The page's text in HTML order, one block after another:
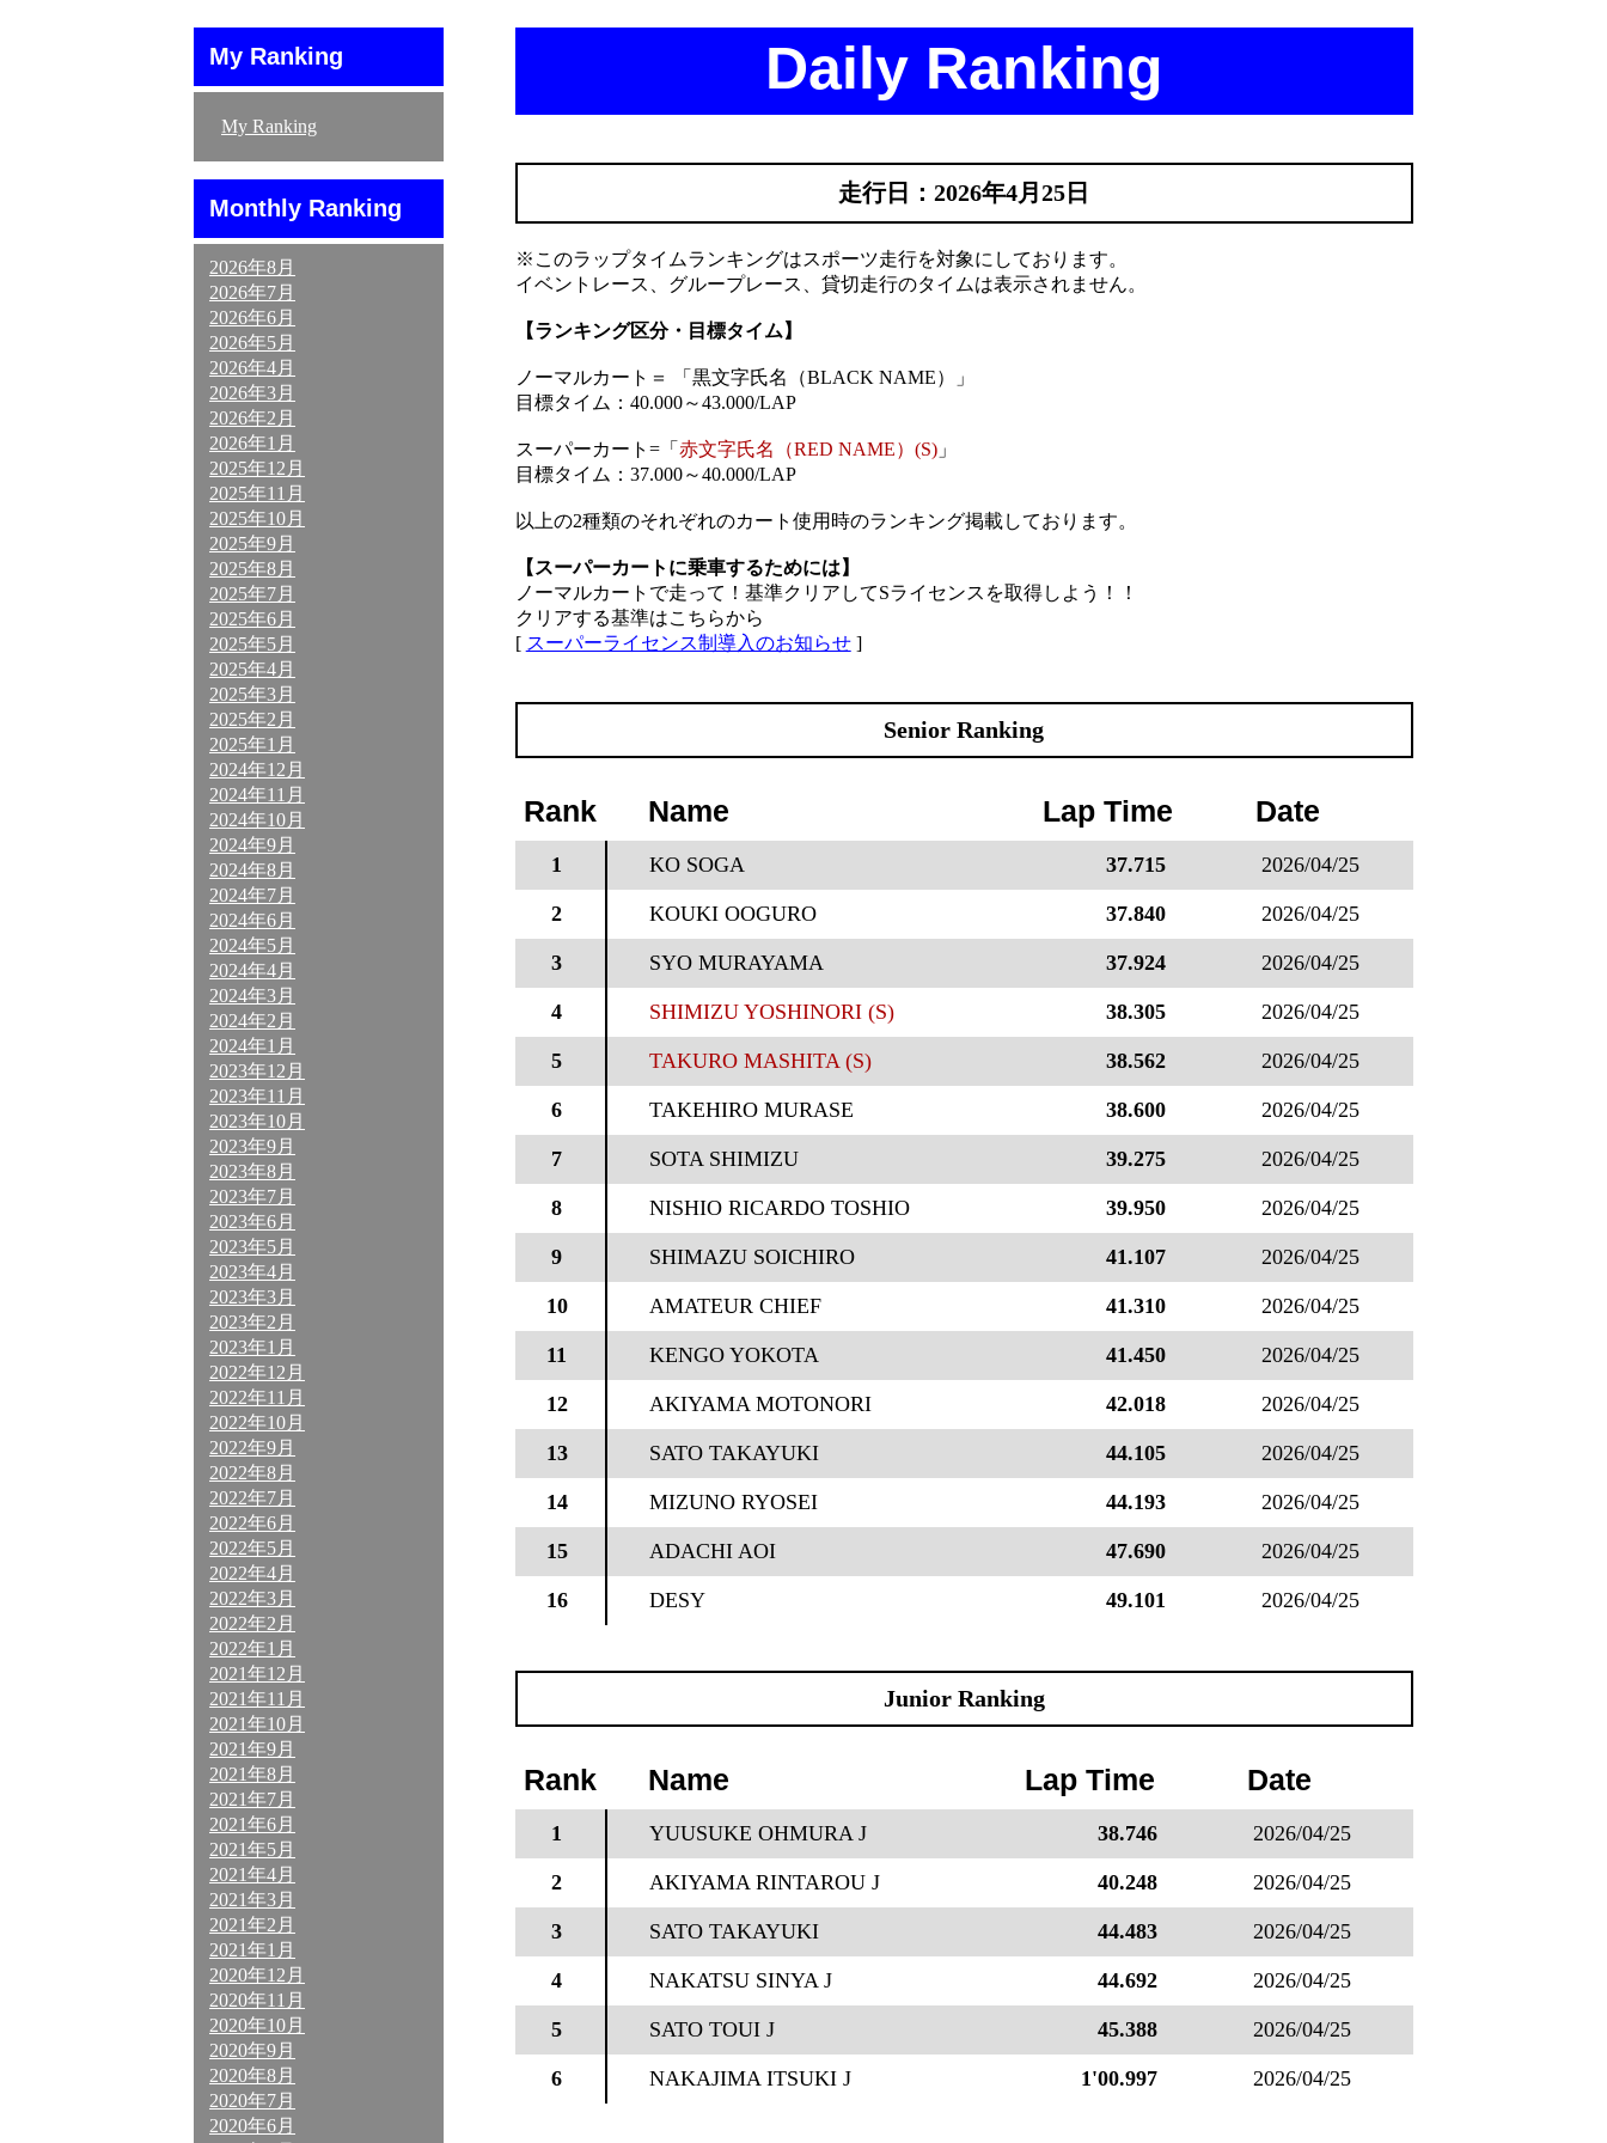
My Ranking
My Ranking
Monthly Ranking
2026年8月
2026年7月
2026年6月
2026年5月
2026年4月
2026年3月
2026年2月
2026年1月
2025年12月
2025年11月
2025年10月
2025年9月
2025年8月
2025年7月
2025年6月
2025年5月
2025年4月
2025年3月
2025年2月
2025年1月
2024年12月
2024年11月
2024年10月
2024年9月
2024年8月
2024年7月
2024年6月
2024年5月
2024年4月
2024年3月
2024年2月
2024年1月
2023年12月
2023年11月
2023年10月
2023年9月
2023年8月
2023年7月
2023年6月
2023年5月
2023年4月
2023年3月
2023年2月
2023年1月
2022年12月
2022年11月
2022年10月
2022年9月
2022年8月
2022年7月
2022年6月
2022年5月
2022年4月
2022年3月
2022年2月
2022年1月
2021年12月
2021年11月
2021年10月
2021年9月
2021年8月
2021年7月
2021年6月
2021年5月
2021年4月
2021年3月
2021年2月
2021年1月
2020年12月
2020年11月
2020年10月
2020年9月
2020年8月
2020年7月
2020年6月
Daily Ranking
走行日：2026年4月25日
※このラップタイムランキングはスポーツ走行を対象にしております。
イベントレース、グループレース、貸切走行のタイムは表示されません。
【ランキング区分・目標タイム】
ノーマルカート＝ 「黒文字氏名（BLACK NAME）」
目標タイム：40.000～43.000/LAP
スーパーカート=「 赤文字氏名（RED NAME）(S)」
目標タイム：37.000～40.000/LAP
以上の2種類のそれぞれのカート使用時のランキング掲載しております。
【スーパーカートに乗車するためには】
ノーマルカートで走って！基準クリアしてSライセンスを取得しよう！！
クリアする基準はこちらから
[ スーパーライセンス制導入のお知らせ]
Senior Ranking
Rank Name Lap Time Date
1 KO SOGA 37.715 2026/04/25
2 KOUKI OOGURO 37.840 2026/04/25
3 SYO MURAYAMA 37.924 2026/04/25
4 SHIMIZU YOSHINORI (S) 38.305 2026/04/25
5 TAKURO MASHITA (S) 38.562 2026/04/25
6 TAKEHIRO MURASE 38.600 2026/04/25
7 SOTA SHIMIZU 39.275 2026/04/25
8 NISHIO RICARDO TOSHIO 39.950 2026/04/25
9 SHIMAZU SOICHIRO 41.107 2026/04/25
10 AMATEUR CHIEF 41.310 2026/04/25
11 KENGO YOKOTA 41.450 2026/04/25
12 AKIYAMA MOTONORI 42.018 2026/04/25
13 SATO TAKAYUKI 44.105 2026/04/25
14 MIZUNO RYOSEI 44.193 2026/04/25
15 ADACHI AOI 47.690 2026/04/25
16 DESY 49.101 2026/04/25
Junior Ranking
Rank Name Lap Time Date
1 YUUSUKE OHMURA J 38.746 2026/04/25
2 AKIYAMA RINTAROU J 40.248 2026/04/25
3 SATO TAKAYUKI 44.483 2026/04/25
4 NAKATSU SINYA J 44.692 2026/04/25
5 SATO TOUI J 45.388 2026/04/25
6 NAKAJIMA ITSUKI J 1'00.997 2026/04/25